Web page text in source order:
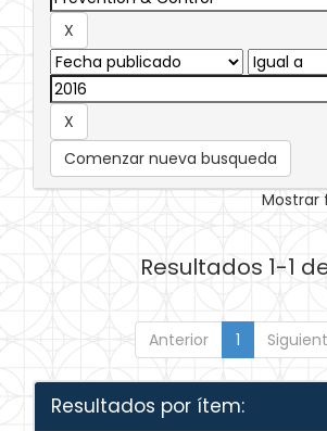
Comenzar nueva busqueda
Mostrar
Resultados 1-1
Anterior 1
Resultados por ítem: